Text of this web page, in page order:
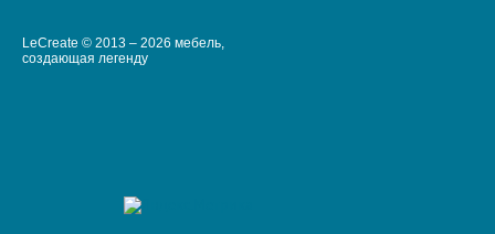
LeCreate © 2013 – 2026 мебель,
создающая легенду